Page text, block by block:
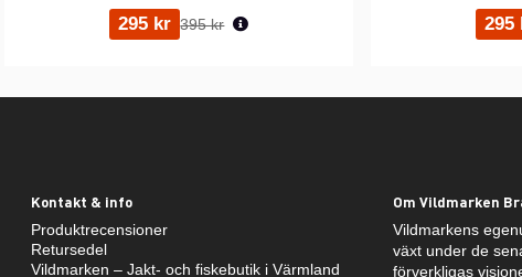
295 kr Ordinarie pris:
395 kr 295
Kontakt & info
Produktrecensioner
Retursedel
Vildmarken – Jakt- och fiskebutik i Värmland
Om Vildmarken
Vildmarkens
växt under de
förverkligas